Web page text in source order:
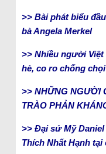
>> Bài phát biểu
bà Angela Merkel
>> Nhiều người
hè, co ro chống
>> NHỮNG NGƯỜI
TRÀO PHẢN
>> Đại sứ Mỹ
Thích Nhất Hạnh